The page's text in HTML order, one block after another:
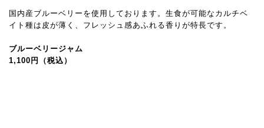
国内産ブルーベリーを使用しております。生食が可能なカルチベ
イト種は皮が薄く、フレッシュ感あふれる香りが特長です。
ブルーベリージャム
1,100円（税込）